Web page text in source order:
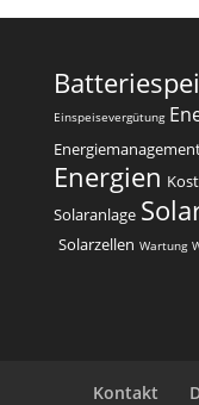
Einspeisevergütung
Energien
Solaranlage
Solarzellen Wartung
Kontakt